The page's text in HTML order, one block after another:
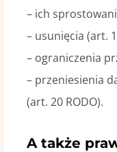
– ich
– usunięcia (art.
– ograniczenia
– przeniesienia
(art. 20 RODO).
A także